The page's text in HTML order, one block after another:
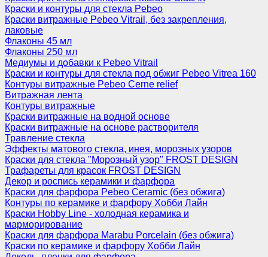
Краски и контуры для стекла Pebeo
Краски витражные Pebeo Vitrail, без закрепления,
лаковые
Флаконы 45 мл
Флаконы 250 мл
Медиумы и добавки к Pebeo Vitrail
Краски и контуры для стекла под обжиг Pebeo Vitrea 160
Контуры витражные Pebeo Cerne relief
Витражная лента
Контуры витражные
Краски витражные на водной основе
Краски витражные на основе растворителя
Травление стекла
Эффекты матового стекла, инея, морозных узоров
Краски для стекла "Морозный узор" FROST DESIGN
Трафареты для красок FROST DESIGN
Декор и роспись керамики и фарфора
Краски для фарфора Pebeo Ceramic (без обжига)
Контуры по керамике и фарфору Хобби Лайн
Краски Hobby Line - холодная керамика и
марморирование
Краски для фарфора Marabu Porcelain (без обжига)
Краски по керамике и фарфору Хобби Лайн